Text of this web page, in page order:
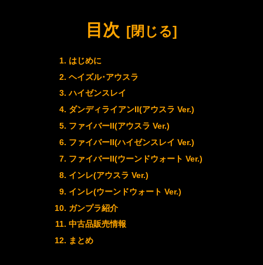
目次
はじめに
ヘイズル･アウスラ
ハイゼンスレイ
ダンディライアンII(アウスラ Ver.)
ファイバーII(アウスラ Ver.)
ファイバーII(ハイゼンスレイ Ver.)
ファイバーII(ウーンドウォート Ver.)
インレ(アウスラ Ver.)
インレ(ウーンドウォート Ver.)
ガンプラ紹介
中古品販売情報
まとめ